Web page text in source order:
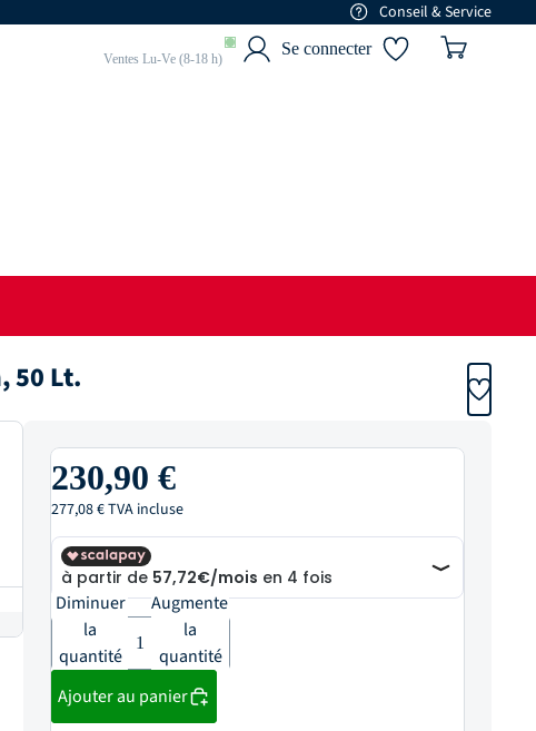
Conseil & Service
01 77 68 88 84
Ventes Lu-Ve (8-18 h)
Se connecter
50 Lt.
230,90 €
277,08 € TVA incluse
Diminuer
la
quantité
Augmenter
la
quantité
Ajouter au panier